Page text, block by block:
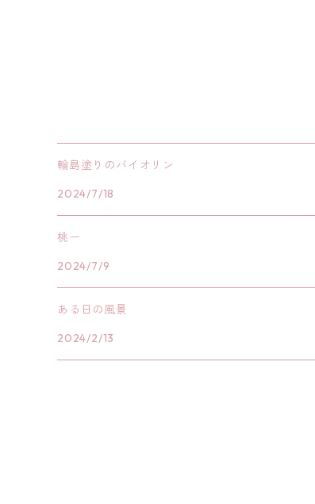
輪島塗りのバイオリン
2024/7/18
桃ー
2024/7/9
ある日の風景
2024/2/13